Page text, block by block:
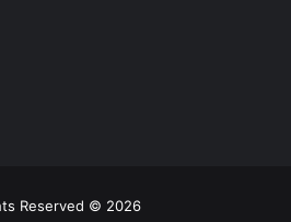
Reserved © 2026